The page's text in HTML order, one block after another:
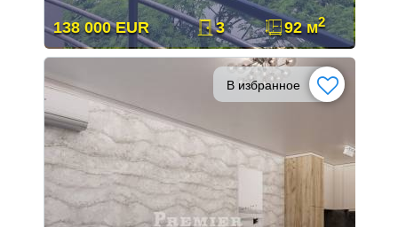
138 000 EUR 3 92 м2
В избранное